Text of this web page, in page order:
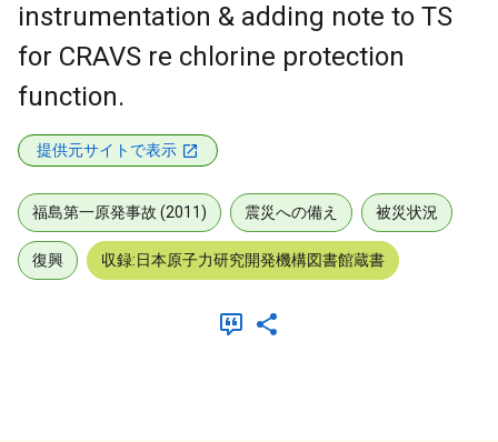
instrumentation & adding note to TS
for CRAVS re chlorine protection
function.
提供元サイトで表示
福島第一原発事故 (2011) 震災への備え 被災状況
復興 収録:日本原子力研究開発機構図書館蔵書